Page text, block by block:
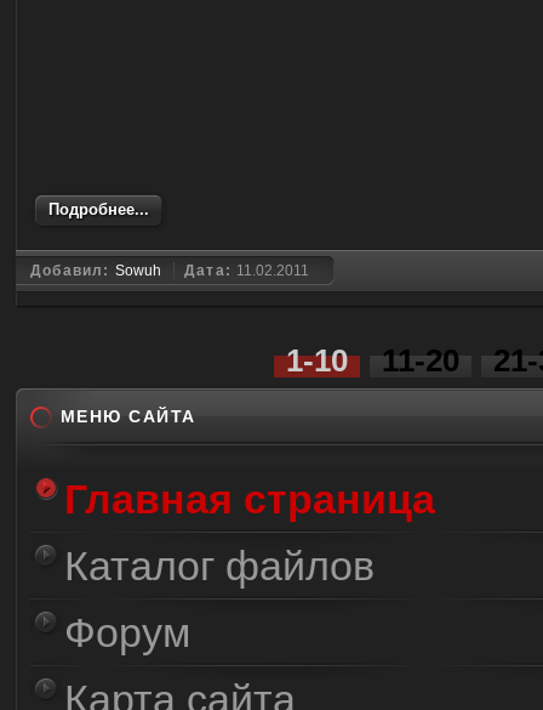
Подробнее...
Добавил: Sowuh Дата: 11.02.2011
1-10 11-20
МЕНЮ САЙТА
Главная страница
Каталог файлов
Форум
Карта сайта